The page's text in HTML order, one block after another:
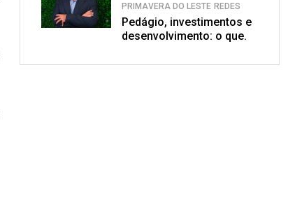
PRIMAVERA DO LESTE REDES
Pedágio, investimentos e
desenvolvimento: o que.